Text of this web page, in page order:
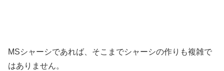
MSシャーシであれば、そこまでシャーシの作りも複雑で
はありません。